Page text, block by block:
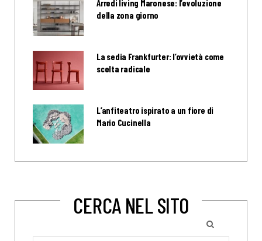
Arredi living Maronese: l’evoluzione
della zona giorno
La sedia Frankfurter: l’ovvietà come
scelta radicale
L’anfiteatro ispirato a un fiore di
Mario Cucinella
CERCA NEL SITO